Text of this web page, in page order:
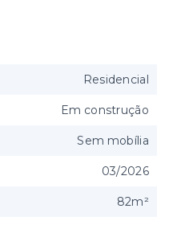
Residencial
Em construção
Sem mobília
03/2026
82m²